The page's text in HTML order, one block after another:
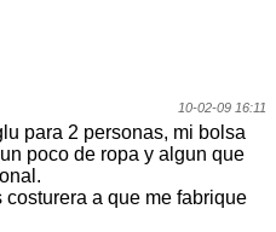
10-02-09 16:11
para 2 personas, mi bolsa
poco de ropa y algun que
a que me fabrique